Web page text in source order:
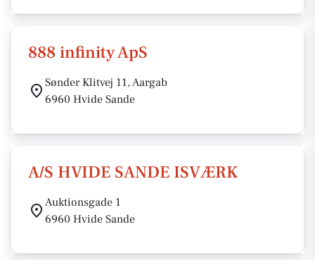
888 infinity ApS
Sønder Klitvej 11, Aargab
6960 Hvide Sande
A/S HVIDE SANDE ISVÆRK
Auktionsgade 1
6960 Hvide Sande